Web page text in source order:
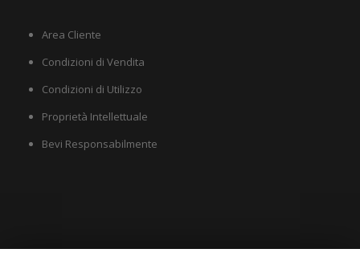
Area Cliente
Condizioni di Vendita
Condizioni di Utilizzo
Proprietà Intellettuale
Bevi Responsabilmente